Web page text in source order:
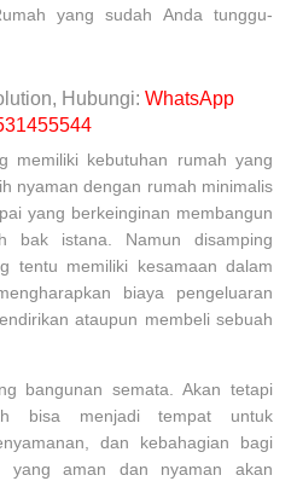
yang sudah Anda tunggu-
Hubungi: WhatsApp
memiliki kebutuhan rumah yang
nyaman dengan rumah minimalis
yang berkeinginan membangun
bak istana. Namun disamping
tentu memiliki kesamaan dalam
biaya pengeluaran
ataupun membeli sebuah
bangunan semata. Akan tetapi
bisa menjadi tempat untuk
dan kebahagian bagi
yang aman dan nyaman akan